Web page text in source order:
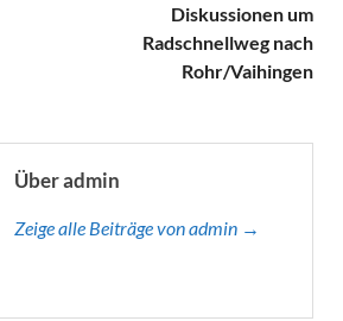
Diskussionen um
Radschnellweg nach
Rohr/Vaihingen
Über admin
Zeige alle Beiträge von admin →